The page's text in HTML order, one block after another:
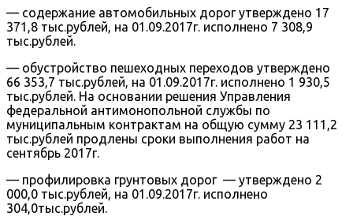
— содержание автомобильных дорог утверждено 17
371,8 тыс.рублей, на 01.09.2017г. исполнено 7 308,9
тыс.рублей.
— обустройство пешеходных переходов утверждено
66 353,7 тыс.рублей, на 01.09.2017г. исполнено 1 930,5
тыс.рублей. На основании решения Управления
федеральной антимонопольной службы по
муниципальным контрактам на общую сумму 23 111,2
тыс.рублей продлены сроки выполнения работ на
сентябрь 2017г.
— профилировка грунтовых дорог — утверждено 2
000,0 тыс.рублей, на 01.09.2017г. исполнено
304,0тыс.рублей.